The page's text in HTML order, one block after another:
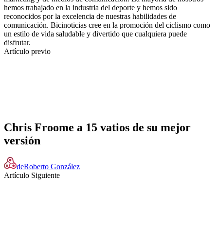
hemos trabajado en la industria del deporte y hemos sido
reconocidos por la excelencia de nuestras habilidades de
comunicación. Bicinoticias cree en la promoción del ciclismo como
un estilo de vida saludable y divertido que cualquiera puede
disfrutar.
Artículo previo
Chris Froome a 15 vatios de su mejor
versión
deRoberto González
Artículo Siguiente